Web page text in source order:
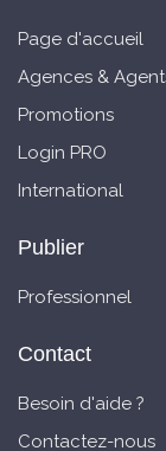
Page d'accueil
Agences &
Promotions
Login PRO
International
Publier
Professionnel
Contact
Besoin d'aide ?
Contactez-nous